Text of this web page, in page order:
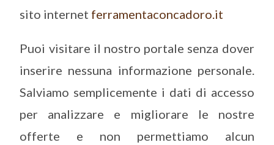
sito internet ferramentaconcadoro.it
Puoi visitare il nostro portale senza dover
inserire nessuna informazione personale.
Salviamo semplicemente i dati di accesso
per analizzare e migliorare le nostre
offerte e non permettiamo alcun